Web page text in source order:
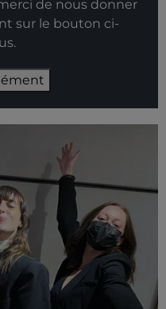
de nous donner
sur le bouton ci-